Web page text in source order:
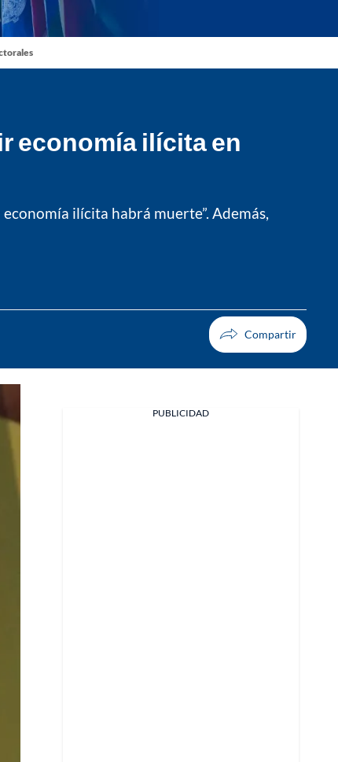
economía ilícita en
ilícita habrá muerte”. Además,
PUBLICIDAD